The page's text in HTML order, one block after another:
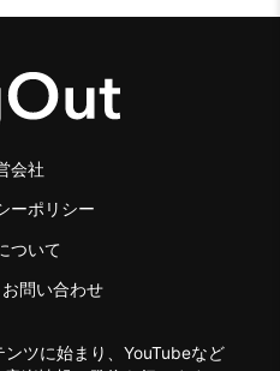
会社
ーポリシー
ついて
問い合わせ
ツに始まり、YouTubeなど